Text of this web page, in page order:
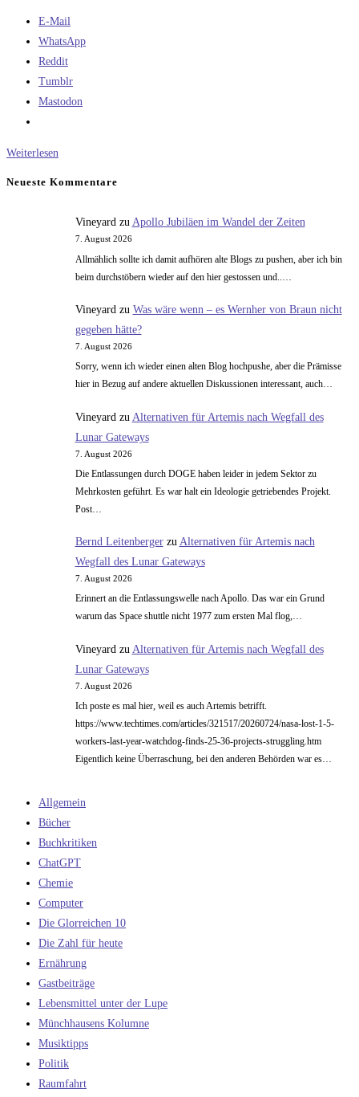
E-Mail
WhatsApp
Reddit
Tumblr
Mastodon
Weiterlesen
Neueste Kommentare
Vineyardzu Apollo Jubiläen im Wandel der Zeiten
7. August 2026
Allmählich sollte ich damit aufhören alte Blogs zu pushen, aber ich bin
beim durchstöbern wieder auf den hier gestossen und..…
Vineyard zu Was wäre wenn – es Wernher von Braun nicht
gegeben hätte?
7. August 2026
Sorry, wenn ich wieder einen alten Blog hochpushe, aber die Prämisse
hier in Bezug auf andere aktuellen Diskussionen interessant, auch…
Vineyard zu Alternativen für Artemis nach Wegfall des
Lunar Gateways
7. August 2026
Die Entlassungen durch DOGE haben leider in jedem Sektor zu
Mehrkosten geführt. Es war halt ein Ideologie getriebendes Projekt.
Post…
Bernd Leitenbergerzu Alternativen für Artemis nach
Wegfall des Lunar Gateways
7. August 2026
Erinnert an die Entlassungswelle nach Apollo. Das war ein Grund
warum das Space shuttle nicht 1977 zum ersten Mal flog,…
Vineyard zu Alternativen für Artemis nach Wegfall des
Lunar Gateways
7. August 2026
Ich poste es mal hier, weil es auch Artemis betrifft.
https://www.techtimes.com/articles/321517/20260724/nasa-lost-1-5-
workers-last-year-watchdog-finds-25-36-projects-struggling.htm
Eigentlich keine Überraschung, bei den anderen Behörden war es…
Allgemein
Bücher
Buchkritiken
ChatGPT
Chemie
Computer
Die Glorreichen 10
Die Zahl für heute
Ernährung
Gastbeiträge
Lebensmittel unter der Lupe
Münchhausens Kolumne
Musiktipps
Politik
Raumfahrt